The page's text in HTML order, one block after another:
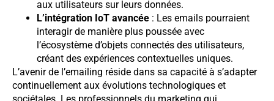
aux utilisateurs sur leurs données.
L’intégration IoT avancée : Les emails pourraient
interagir de manière plus poussée avec
l’écosystème d’objets connectés des utilisateurs,
créant des expériences contextuelles uniques.
L’avenir de l’emailing réside dans sa capacité à s’adapter
continuellement aux évolutions technologiques et